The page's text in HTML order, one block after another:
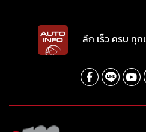
ลึก เร็ว ครบ ทุ